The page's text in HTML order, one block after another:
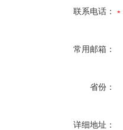
联系电话：
常用邮箱：
省份：
详细地址：